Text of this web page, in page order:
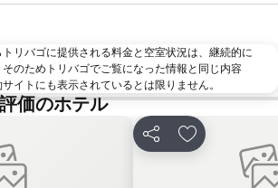
リバゴに提供される料金と空室状況は、継続的に
のためトリバゴでご覧になった情報と同じ内容
イトにも表示されているとは限りません。
価のホテル
追加 シェア お気に入りに